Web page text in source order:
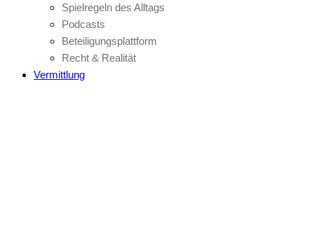
Spielregeln des Alltags
Podcasts
Beteiligungsplattform
Recht & Realität
Vermittlung